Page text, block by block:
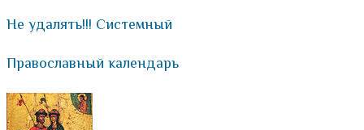
Не удалять!!! Системный
Православный календарь